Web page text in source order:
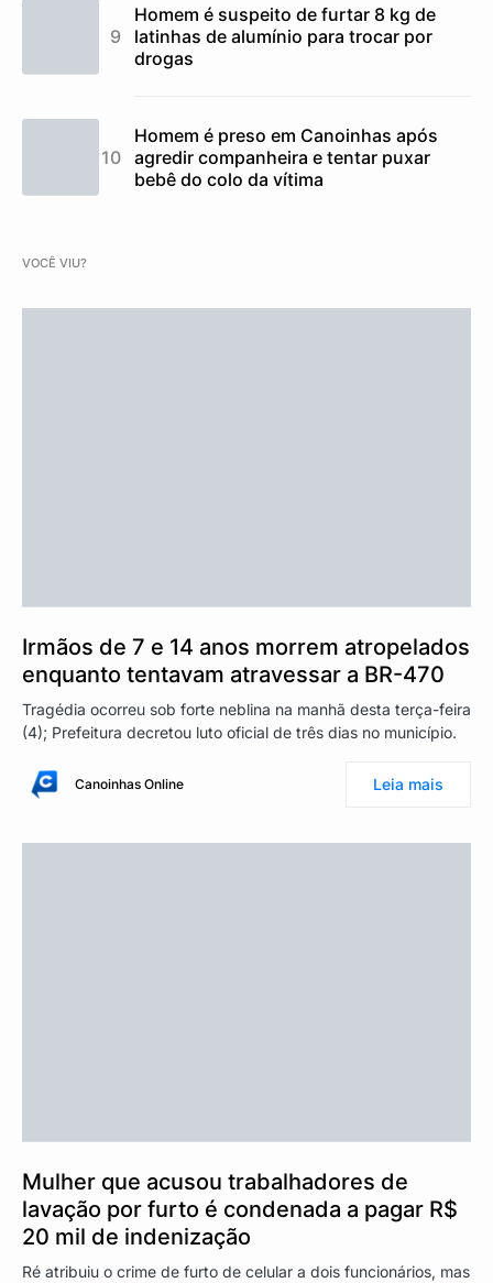
Homem é suspeito de furtar 8 kg de
latinhas de alumínio para trocar por
drogas
Homem é preso em Canoinhas após
agredir companheira e tentar puxar
bebê do colo da vítima
VOCÊ VIU?
Irmãos de 7 e 14 anos morrem atropelados
enquanto tentavam atravessar a BR-470
Tragédia ocorreu sob forte neblina na manhã desta terça-feira
(4); Prefeitura decretou luto oficial de três dias no município.
Canoinhas Online Leia mais
Mulher que acusou trabalhadores de
lavação por furto é condenada a pagar R$
20 mil de indenização
Ré atribuiu o crime de furto de celular a dois funcionários, mas